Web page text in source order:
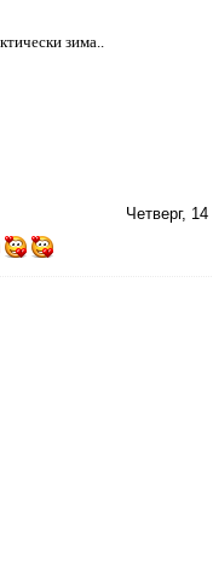
зима..
Четверг,